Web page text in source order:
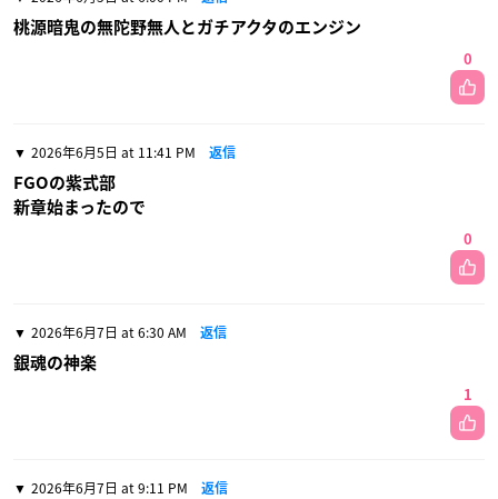
桃源暗鬼の無陀野無人とガチアクタのエンジン
0
2026年6月5日 at 11:41 PM 返信
FGOの紫式部
新章始まったので
0
2026年6月7日 at 6:30 AM 返信
銀魂の神楽
1
2026年6月7日 at 9:11 PM 返信